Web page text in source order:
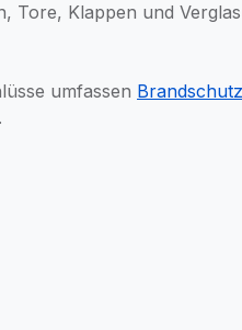
Tore, Klappen und
umfassen
.